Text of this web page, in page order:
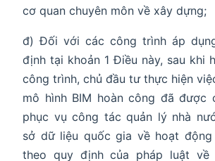
cơ quan chuyên môn về xây dựng;
đ) Đối với các công trình áp
định tại khoản 1 Điều này, sau khi
công trình, chủ đầu tư thực hiện
mô hình BIM hoàn công đã được
phục vụ công tác quản lý nhà
sở dữ liệu quốc gia về hoạt
theo quy định của pháp luật về